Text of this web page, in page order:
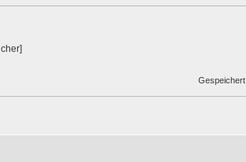
Gespeichert